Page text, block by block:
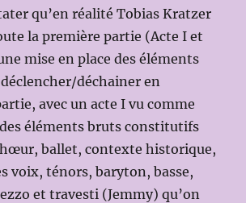
qu’en réalité Tobias Kratzer
la première partie (Acte I et
mise en place des éléments
déchainer en
avec un acte I vu comme
éléments bruts constitutifs
ballet, contexte historique,
voix, ténors, baryton, basse,
et travesti (Jemmy) qu’on